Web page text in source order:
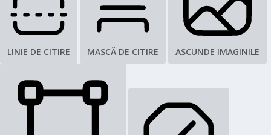
LINIE DE CITIRE MASCĂ DE CITIRE ASCUNDE IMAGINILE